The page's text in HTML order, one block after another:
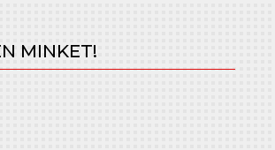
MINKET!